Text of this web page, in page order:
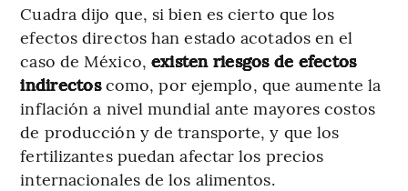
Cuadra dijo que, si bien es cierto que los
efectos directos han estado acotados en el
caso de México, existen riesgos de efectos
indirectoscomo, por ejemplo, que aumente la
inflación a nivel mundial ante mayores costos
de producción y de transporte, y que los
fertilizantes puedan afectar los precios
internacionales de los alimentos.